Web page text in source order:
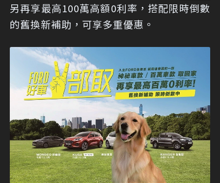
另再享最高100萬高額0利率，搭配限時倒數
的舊換新補助，可享多重優惠。